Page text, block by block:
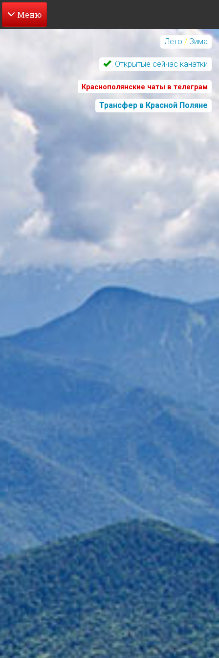
Перейти
Лето / Зима
Открытые сейчас канатки
Краснополянские чаты в телеграм
Трансфер в Красной Поляне